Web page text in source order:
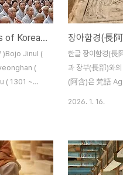
Also Heart
[業]을 녹이고 다
타고난 비공[鼻孔]
없거니 자신의 옷
어버림이 있겠는
대[宋代]에 와서사
하므로 조사[祖師]
Great Seon Masters of Korean History
)Bojo Jinul (
(
( 1301 ~
~ 1912
~ 1940
장아함경(長
한글 장아함경(長
과 장부(長部)와
(阿含)은 梵語
· 中 · 雜 · 增一
파알리語(Pali)
2026. 1. 16.